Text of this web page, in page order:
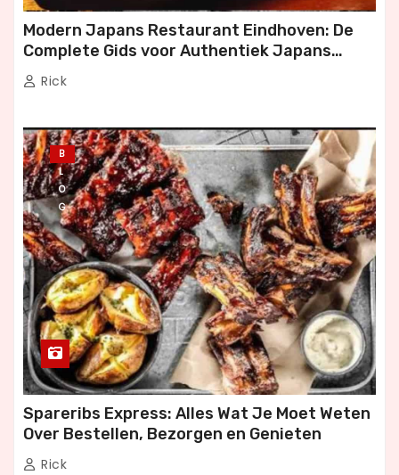
Modern Japans Restaurant Eindhoven: De
Complete Gids voor Authentiek Japans
Dineren
Rick
B
L
O
G
Spareribs Express: Alles Wat Je Moet Weten
Over Bestellen, Bezorgen en Genieten
Rick